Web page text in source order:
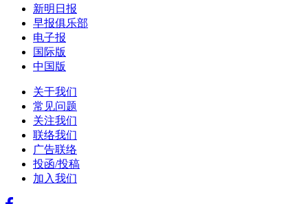
新明日报
早报俱乐部
电子报
国际版
中国版
关于我们
常见问题
关注我们
联络我们
广告联络
投函/投稿
加入我们